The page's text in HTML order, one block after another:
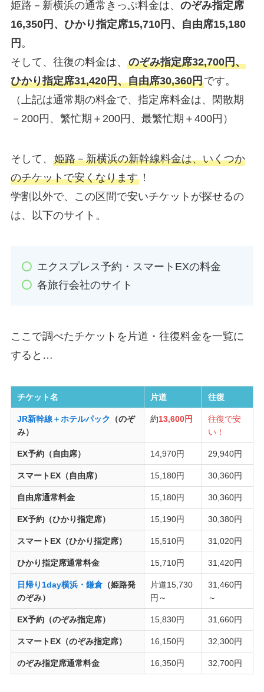
姫路－新横浜の通常きっぷ料金は、 のぞみ指定席
16,350円、ひかり指定席15,710円、自由席15,180
円 。
そして、往復の料金は、 のぞみ指定席32,700円、
ひかり指定席31,420円、自由席30,360円です。
（上記は通常期の料金で、指定席料金は、閑散期
－200円、繁忙期＋200円、最繁忙期＋400円）
そして、 姫路－新横浜の新幹線料金は、いくつか
のチケットで安くなります！
学割以外で、この区間で安いチケットが探せるの
は、以下のサイト。
エクスプレス予約・スマートEXの料金
各旅行会社のサイト
ここで調べたチケットを片道・往復料金を一覧に
すると…
チケット名 片道 往復
JR新幹線＋ホテルパック
（のぞ
み）
約13,600円
往復で安
い！
EX予約（自由席） 14,970円 29,940円
スマートEX（自由席） 15,180円 30,360円
自由席通常料金 15,180円 30,360円
EX予約（ひかり指定席） 15,190円 30,380円
スマートEX（ひかり指定席） 15,510円 31,020円
ひかり指定席通常料金 15,710円 31,420円
日帰り1day横浜・鎌倉 （姫路発
のぞみ）
片道15,730
円～
31,460円
～
EX予約（のぞみ指定席） 15,830円 31,660円
スマートEX（のぞみ指定席） 16,150円 32,300円
のぞみ指定席通常料金 16,350円 32,700円